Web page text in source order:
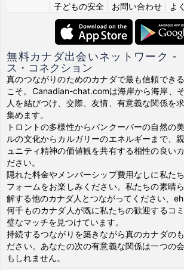
子どもの安全| お問い合わせ| よ
無料カナダ出会いネットワーク -
ス・コネクション
真のつながりのためのカナダで最も信頼でき
こそ。Canadian-chat.comは海岸から海岸、
人を結びつけ、交際、友情、有意義な関係を
集めます。
トロントの多様性からバンクーバーの自然の
ルの文化からカルガリーのエネルギーまで、
ュニティ精神の価値観を共有する相性の良い
ださい。
隠れた料金やメンバーシップ費用なしに私た
フォームをお楽しみください。私たちの素晴
解する他のカナダ人とつながってください、
何千ものカナダ人が既に私たちの歓迎するコ
璧なマッチを見つけています。
持続するつながりを築きながら真のカナダの
ださい。あなたの次の有意義な関係は一つの
もしれません。